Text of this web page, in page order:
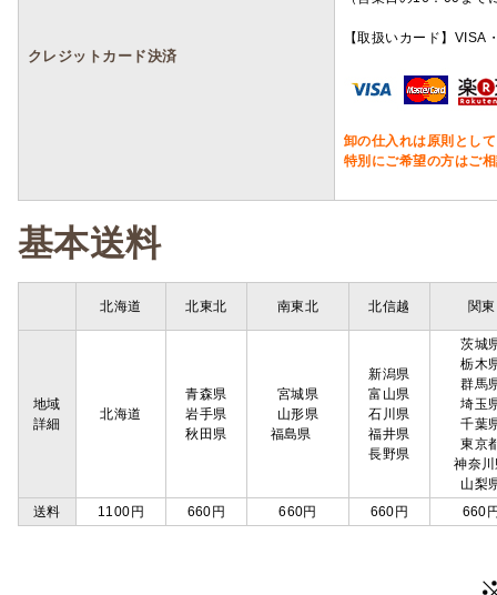
クレジットカード決済
【取扱いカード】
卸の仕入れは原則とし
特別にご希望の方はご
基本送料
北海道 北東北 南東北 北信越 関東
地域
詳細
北海道
青森県
岩手県
秋田県
宮城県
山形県
福島県
新潟県
富山県
石川県
福井県
長野県
茨城
栃木
群馬
埼玉
千葉
東京
神奈
山梨
送料
1100円 660円 660円 660円 660